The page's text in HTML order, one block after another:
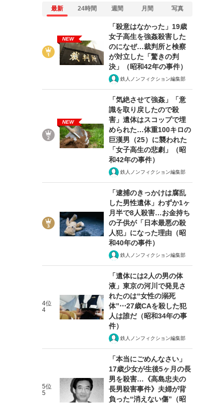
最新 24時間 週間 月間 写真
NEW
「殺意はなかった」19歳
女子高生を強姦殺害した
のになぜ…裁判所と検察
が対立した「驚きの判
決」（昭和42年の事件）
鉄人ノンフィクション編集部
NEW
「気絶させて強姦」「意
識を取り戻したので殺
害」遺体はスコップで埋
められた…体重100キロの
巨漢男（25）に襲われた
「女子高生の悲劇」（昭
和42年の事件）
鉄人ノンフィクション編集部
「逮捕のきっかけは腐乱
した男性遺体」わずか1ヶ
月半で8人殺害…お金持ち
の子供が「日本最悪の殺
人犯」になった理由（昭
和40年の事件）
鉄人ノンフィクション編集部
4位
4
「遺体には2人の男の体
液」東京の河川で発見さ
れたのは“女性の溺死
体”⋯27歳CAを殺した犯
人は誰だ（昭和34年の事
件）
鉄人ノンフィクション編集部
5位
5
「本当にごめんなさい」
17歳少女が生後5ヶ月の長
男を殺害…《高島忠夫の
長男殺害事件》夫婦が背
負った“消えない傷”（昭